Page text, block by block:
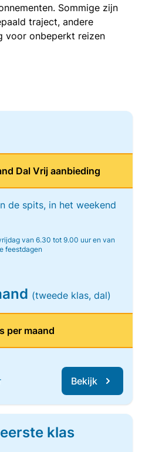
Sommige zijn
traject, andere
voor onbeperkt reizen
Dal Vrij aanbieding
de spits, in het weekend
van 6.30 tot 9.00 uur en van
feestdagen
(tweede klas, dal)
per maand
Bekijk
klas